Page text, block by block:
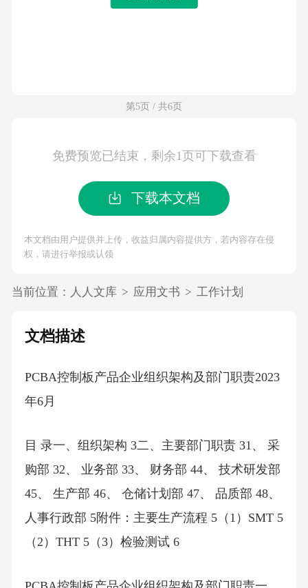
第5页 / 共6页
免费预览已结束，剩余1页可下载查看
下载本文档
本文档由用户提供并上传，收益归属内容提供方，若内容存在侵
权，请进行举报或认领
当前位置： 人人文库 > 应用文书 > 工作计划
文档描述
PCBA控制板产品企业组织架构及部门职责2023
年6月
目 录一、组织架构 3二、主要部门职责 31、 采
购部 32、 业务部 33、 财务部 44、 技术研发部
45、 生产部 46、 仓储计划部 47、 品质部 48、
人事行政部 5附件：主要生产流程 5（1）SMT 5
（2）THT 5（3）检验测试 6